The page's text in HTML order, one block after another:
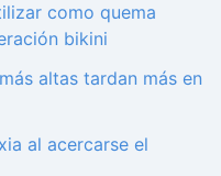
como quema
bikini
altas tardan más en
al acercarse el